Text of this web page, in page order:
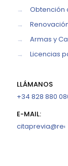
→
Obtención
→
→
Armas y
→
Licencias
LLÁMANOS
+34 828 880
E-MAIL: